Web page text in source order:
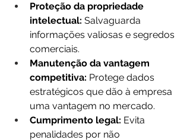
Proteção da propriedade
intelectual: Salvaguarda
informações valiosas e segredos
comerciais.
Manutenção da vantagem
competitiva: Protege dados
estratégicos que dão à empresa
uma vantagem no mercado.
Cumprimento legal: Evita
penalidades por não